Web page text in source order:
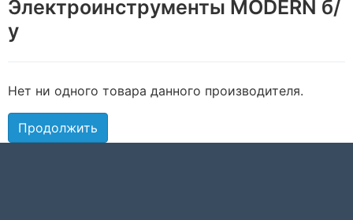
Электроинструменты MODERN б/
у
Нет ни одного товара данного производителя.
Продолжить